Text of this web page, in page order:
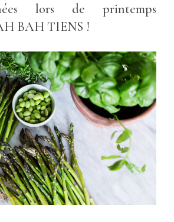
lors de printemps
BAH TIENS !